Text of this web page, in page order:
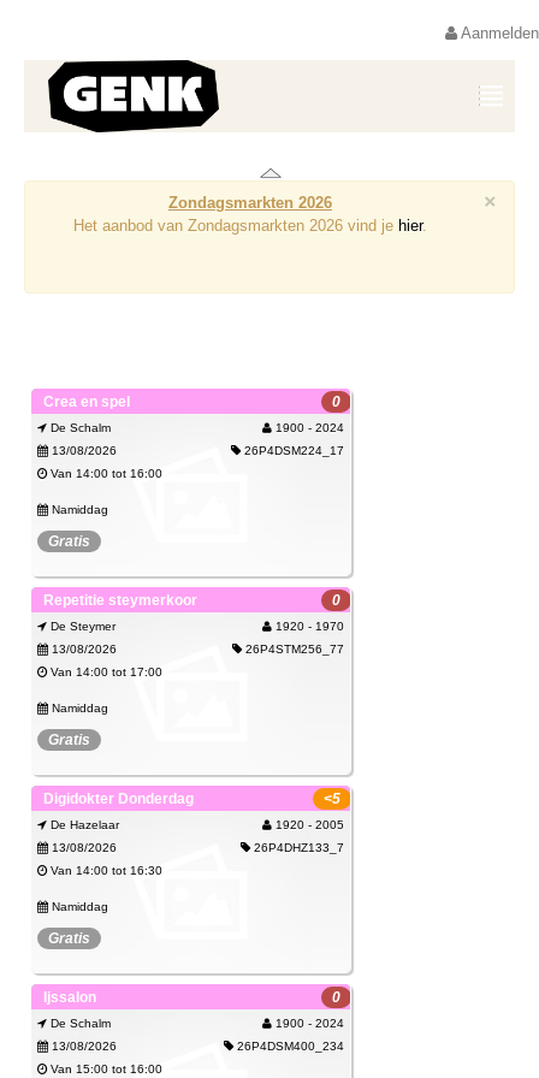
Aanmelden
×
Zondagsmarkten 2026
Het aanbod van Zondagsmarkten 2026 vind je hier.
Crea en spel 0
De Schalm
1900 - 2024
13/08/2026
26P4DSM224_17
Van 14:00 tot 16:00
Namiddag
Gratis
Bekijk
Repetitie steymerkoor 0
De Steymer
1920 - 1970
13/08/2026
26P4STM256_77
Van 14:00 tot 17:00
Namiddag
Gratis
Spijtig, deze activiteit kan je niet meer
boeken.
Samen zingen en oefenen om op te treden met het
koor
Digidokter Donderdag <5
De Hazelaar
1920 - 2005
13/08/2026
26P4DHZ133_7
Van 14:00 tot 16:30
Namiddag
Gratis
Haast je! Er zijn nog maar enkele plaatsen
over.
hulp bij pc of gsm problemen
Ijssalon 0
De Schalm
1900 - 2024
13/08/2026
26P4DSM400_234
Van 15:00 tot 16:00